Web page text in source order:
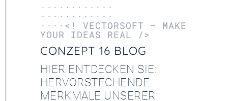
············
············
····<! VECTORSOFT – MAKE
YOUR IDEAS REAL />
CONZEPT 16 BLOG
HIER ENTDECKEN SIE:
HERVORSTECHENDE
MERKMALE UNSERER